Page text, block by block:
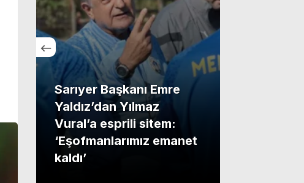
Sarıyer Başkanı Emre
Yaldız’dan Yılmaz
Vural’a esprili sitem:
‘Eşofmanlarımız emanet
kaldı’